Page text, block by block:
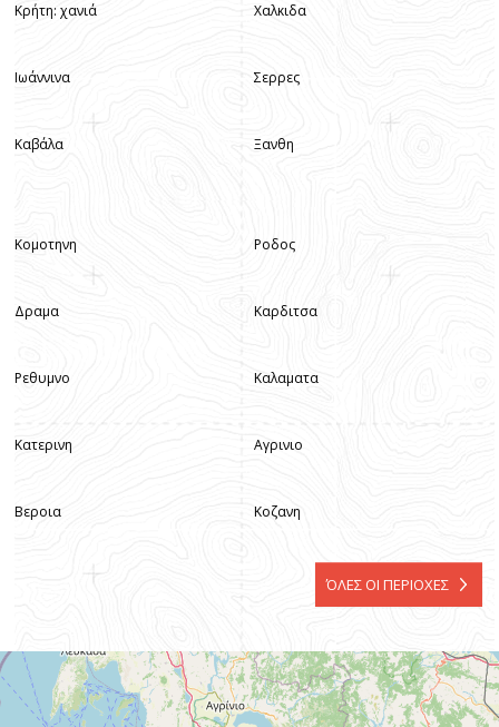
Κρήτη: χανιά
Ιωάννινα
Καβάλα
Χαλκιδα
Σερρες
Ξανθη
Κομοτηνη
Δραμα
Ρεθυμνο
Κατερινη
Βεροια
Ροδος
Καρδιτσα
Καλαματα
Αγρινιο
Κοζανη
ΌΛΕΣ ΟΙ ΠΕΡΙΟΧΕΣ